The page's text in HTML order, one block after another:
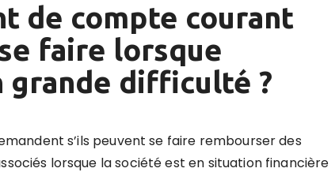
de compte courant
faire lorsque
grande difficulté ?
s’ils peuvent se faire rembourser des
lorsque la société est en situation financière